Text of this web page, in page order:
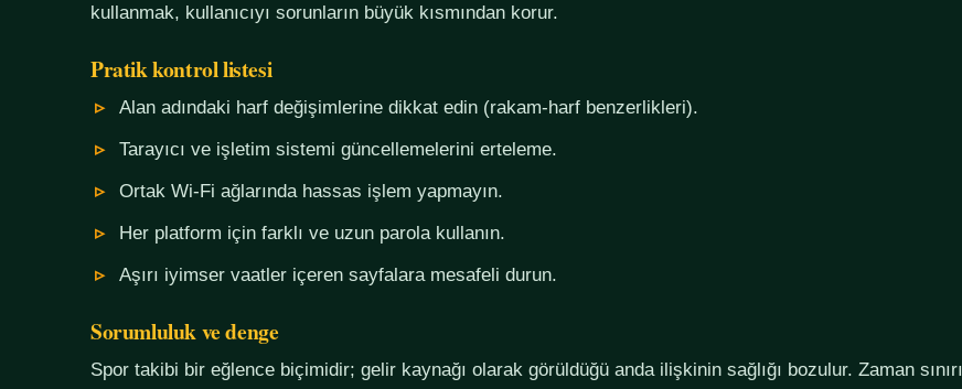
kullanmak, kullanıcıyı sorunların büyük kısmından korur.
Pratik kontrol listesi
Alan adındaki harf değişimlerine dikkat edin (rakam-harf benzerlikleri).
Tarayıcı ve işletim sistemi güncellemelerini erteleme.
Ortak Wi-Fi ağlarında hassas işlem yapmayın.
Her platform için farklı ve uzun parola kullanın.
Aşırı iyimser vaatler içeren sayfalara mesafeli durun.
Sorumluluk ve denge
Spor takibi bir eğlence biçimidir; gelir kaynağı olarak görüldüğü anda ilişkinin sağlığı bozulur. Zaman sınırı